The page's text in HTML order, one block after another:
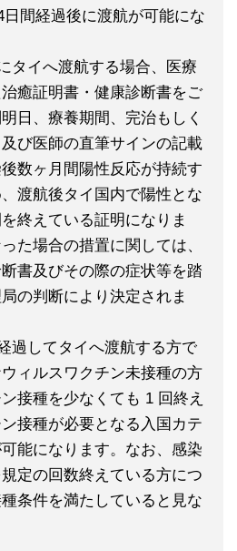
間経過後に渡航が可能にな
タイへ渡航する場合、医療
癒証明書・健康診断書をご
日、療養期間、完治もしく
び医師の直筆サインの記載
数ヶ月間陽性反応が持続す
渡航後タイ国内で陽性とな
終えている証明になりま
た場合の措置に関しては、
書及びその際の症状等を踏
の判断により決定されま
過してタイへ渡航する方で
ィルスワクチン未接種の方
接種を少なくても 1 回終え
接種が必要となる入国カテ
能になります。なお、感染
定の回数終えている方につ
条件を満たしていると見な